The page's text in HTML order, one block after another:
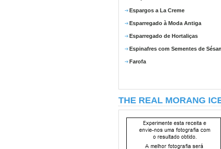
Espargos a La Creme
Esparregado à Moda Antiga
Esparregado de Hortaliças
Espinafres com Sementes de
Farofa
THE REAL MORANG